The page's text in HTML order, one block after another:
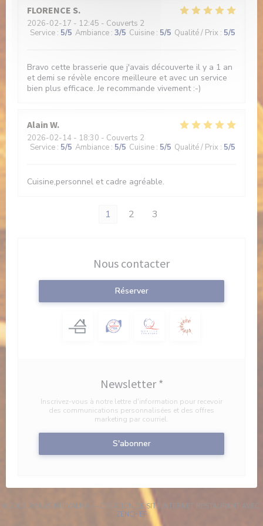
FLORENCE S
2026-02-17 - 12:45 - Couverts 2
Service : 5/5 Ambiance : 3/5 Cuisine : 5/5 Qualité / Prix : 5/5
Bravo cette brasserie que j'avais découverte il y a 1 an
et demi se révèle encore meilleure et avec un service
bien plus efficace. Je recommande vivement :-)
Alain W
2026-02-14 - 18:30 - Couverts 2
Service : 5/5 Ambiance : 5/5 Cuisine : 5/5 Qualité / Prix : 5/5
Cuisine,personnel et cadre agréable.
1 2 3
Nous contacter
Réserver
Newsletter*
Inscrivez-vous à notre lettre d'information pour recevoir
des communications personnalisées et des offres
marketing par courriel.
S'abonner
© 2026 BRASSERIE VALMA — CRÉATION DE SITE INTERNET RESTAURANT AVEC
ZENCHEF((OUVRE UNE NOUVELLE FENÊTRE))